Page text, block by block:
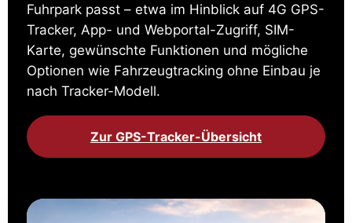
Fuhrpark passt – etwa im Hinblick auf 4G GPS-
Tracker, App- und Webportal-Zugriff, SIM-
Karte, gewünschte Funktionen und mögliche
Optionen wie Fahrzeugtracking ohne Einbau je
nach Tracker-Modell.
Zur GPS-Tracker-Übersicht